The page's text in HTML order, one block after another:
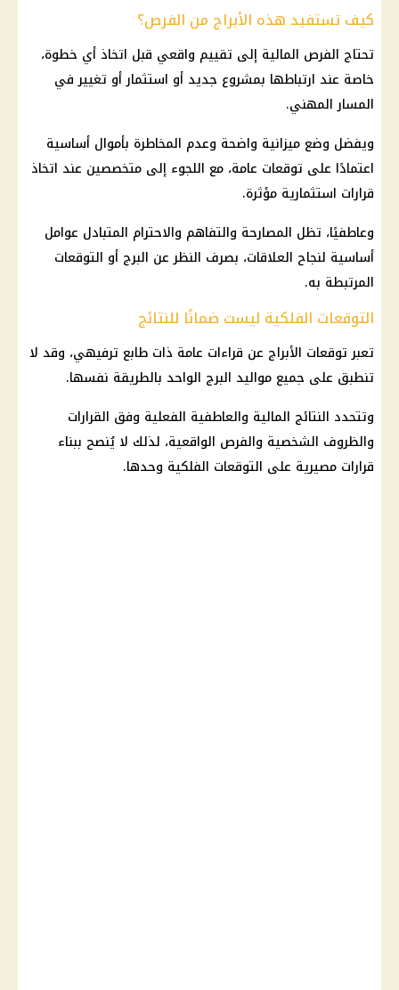
كيف تستفيد هذه الأبراج من الفرص؟
تحتاج الفرص المالية إلى تقييم واقعي قبل اتخاذ أي خطوة،
خاصة عند ارتباطها بمشروع جديد أو استثمارأو تغيير في
المسار المهني.
ويفضل وضع ميزانية واضحة وعدم المخاطرة بأموال أساسية
اعتمادًا على توقعات عامة، مع اللجوء إلى متخصصين عند اتخاذ
قرارات استثمارية مؤثرة.
وعاطفيًا، تظل المصارحة والتفاهم والاحترام المتبادل عوامل
أساسية لنجاح العلاقات، بصرف النظر عن البرج أو التوقعات
المرتبطة به.
التوقعات الفلكية ليست ضمانًا للنتائج
تعبرتوقعات الأبراج عن قراءات عامة ذات طابع ترفيهي، وقد لا
تنطبق على جميع مواليد البرج الواحد بالطريقة نفسها.
وتتحدد النتائج المالية والعاطفية الفعلية وفق القرارات
والظروف الشخصية والفرص الواقعية، لذلك لا يُنصح ببناء
قرارات مصيرية على التوقعات الفلكية وحدها.